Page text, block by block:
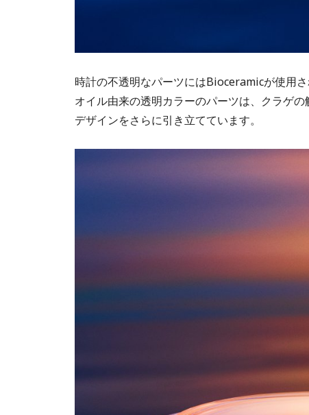
時計の不透明なパーツにはBioceramicが使用
オイル由来の透明カラーのパーツは、クラゲ
デザインをさらに引き立てています。